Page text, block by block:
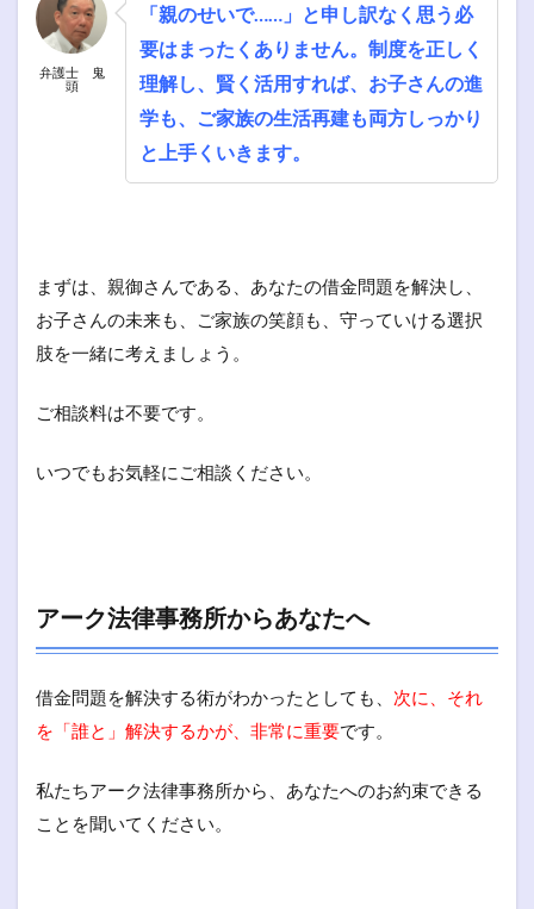
弁護士 鬼
頭
「親のせいで……」と申し訳なく思う必
要はまったくありません。制度を正しく
理解し、賢く活用すれば、お子さんの進
学も、ご家族の生活再建も両方しっかり
と上手くいきます。
まずは、親御さんである、あなたの借金問題を解決し、
お子さんの未来も、ご家族の笑顔も、守っていける選択
肢を一緒に考えましょう。
ご相談料は不要です。
いつでもお気軽にご相談ください。
アーク法律事務所からあなたへ
借金問題を解決する術がわかったとしても、 次に、それ
を「誰と」解決するかが、非常に重要です。
私たちアーク法律事務所から、あなたへのお約束できる
ことを聞いてください。